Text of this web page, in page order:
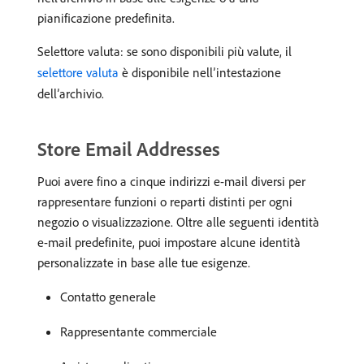
pianificazione predefinita.
Selettore valuta: se sono disponibili più valute, il
selettore valuta è disponibile nell’intestazione
dell’archivio.
Store Email Addresses
Puoi avere fino a cinque indirizzi e-mail diversi per
rappresentare funzioni o reparti distinti per ogni
negozio o visualizzazione. Oltre alle seguenti identità
e-mail predefinite, puoi impostare alcune identità
personalizzate in base alle tue esigenze.
Contatto generale
Rappresentante commerciale